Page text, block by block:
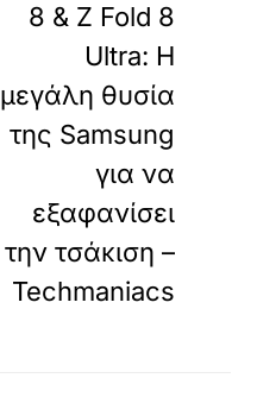
8 & Z Fold 8
Ultra: Η
μεγάλη θυσία
της Samsung
για να
εξαφανίσει
την τσάκιση –
Techmaniacs